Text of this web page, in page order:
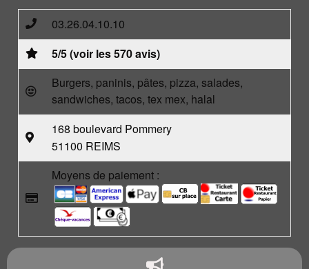
03.26.04.10.10
5/5 (voir les 570 avis)
Burgers, paninis, pâtes, pizza, salades,
sandwiches, tacos, tex mex, halal
168 boulevard Pommery
51100 REIMS
Moyens de paiement :